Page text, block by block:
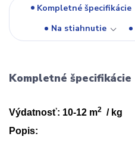
Kompletné špecifikácie
Na stiahnutie
Kompletné špecifikácie
Výdatnosť: 10-12 m2 / kg
Popis: